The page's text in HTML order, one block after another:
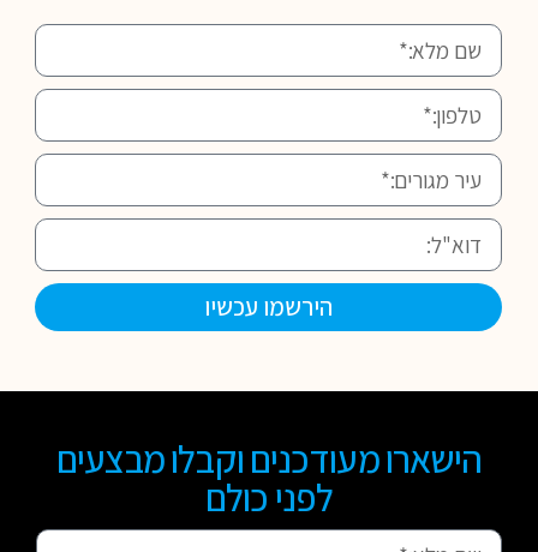
הירשמו עכשיו
הישארו מעודכנים וקבלו מבצעים
לפני כולם